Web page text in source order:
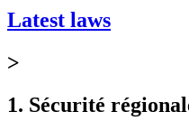
Latest laws
>
1. Sécurité